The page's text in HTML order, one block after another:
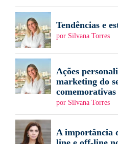
Tendências e
por Silvana Torres
Ações
marketing do
comemorativas
por Silvana Torres
A importância